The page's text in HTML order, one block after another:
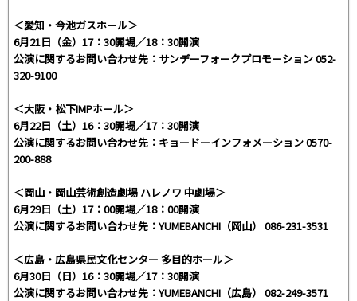
＜愛知・今池ガスホール＞
6月21日（金）17：30開場／18：30開演
公演に関するお問い合わせ先：サンデーフォークプロモーション 052-
320-9100
＜大阪・松下IMPホール＞
6月22日（土）16：30開場／17：30開演
公演に関するお問い合わせ先：キョードーインフォメーション 0570-
200-888
＜岡山・岡山芸術創造劇場 ハレノワ 中劇場＞
6月29日（土）17：00開場／18：00開演
公演に関するお問い合わせ先：YUMEBANCHI（岡山） 086-231-3531
＜広島・広島県民文化センター 多目的ホール＞
6月30日（日）16：30開場／17：30開演
公演に関するお問い合わせ先：YUMEBANCHI（広島） 082-249-3571